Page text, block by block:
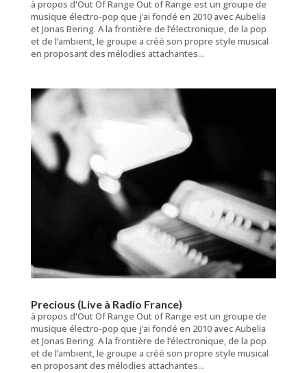
à propos d'Out Of Range Out of Range est un groupe de
musique électro-pop que j’ai fondé en 2010 avec Aubelia
et Jonas Bering. A la frontière de l’électronique, de la pop
et de l’ambient, le groupe a créé son propre style musical
en proposant des mélodies attachantes...
Precious (Live à Radio France)
à propos d'Out Of Range Out of Range est un groupe de
musique électro-pop que j’ai fondé en 2010 avec Aubelia
et Jonas Bering. A la frontière de l’électronique, de la pop
et de l’ambient, le groupe a créé son propre style musical
en proposant des mélodies attachantes...